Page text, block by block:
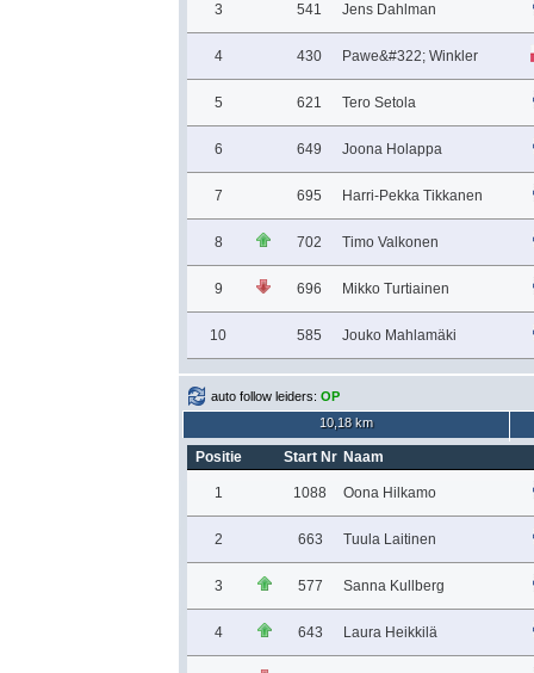
3 541 Jens Dahlman
4 430 Pawe&#322; Winkler
5 621 Tero Setola
6 649 Joona Holappa
7 695 Harri-Pekka Tikkanen
8 702 Timo Valkonen
9 696 Mikko Turtiainen
10 585 Jouko Mahlamäki
auto follow leiders: OP
10,18 km
Positie Start Nr Naam
1 1088 Oona Hilkamo
2 663 Tuula Laitinen
3 577 Sanna Kullberg
4 643 Laura Heikkilä